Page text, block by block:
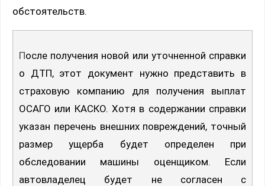
обстоятельств.
После получения новой или уточненной справки
о ДТП, этот документ нужно представить в
страховую компанию для получения выплат
ОСАГО или КАСКО. Хотя в содержании справки
указан перечень внешних повреждений, точный
размер ущерба будет определен при
обследовании машины оценщиком. Если
автовладелец будет не согласен с